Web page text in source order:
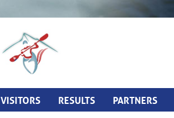
VISITORS RESULTS PARTNERS